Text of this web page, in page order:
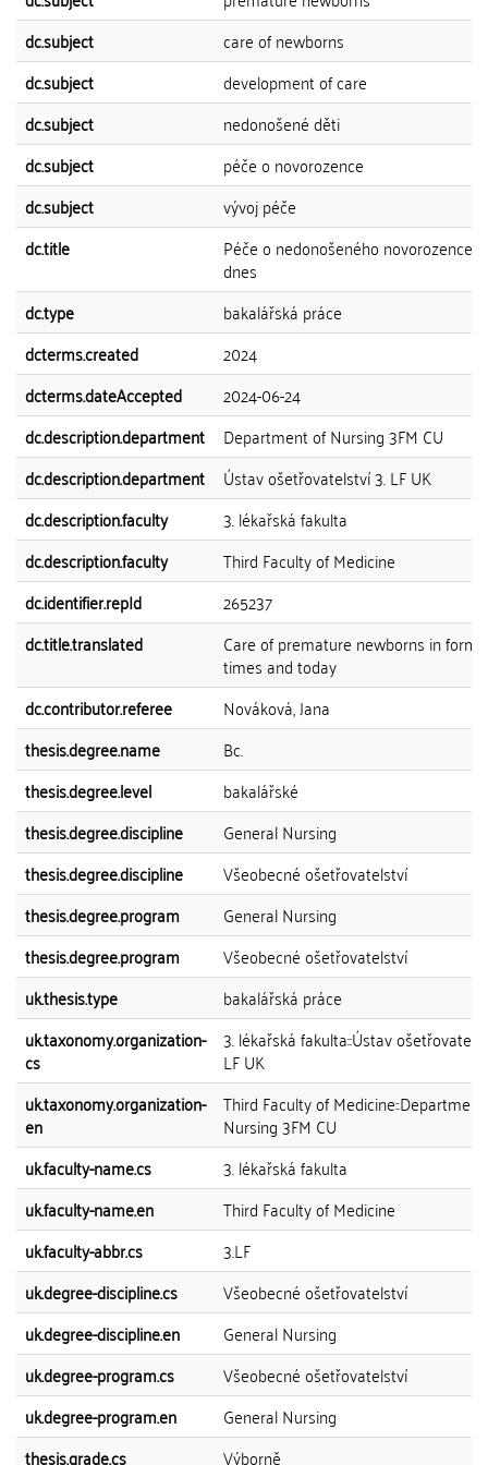
dc.subject
care of newborns
dc.subject
development of care
dc.subject
nedonošené děti
dc.subject
péče o novorozence
dc.subject
vývoj péče
dc.title
Péče o nedonošeného novorozence
dnes
dc.type
bakalářská práce
dcterms.created
2024
dcterms.dateAccepted
2024-06-24
dc.description.department
Department of Nursing 3FM CU
dc.description.department
Ústav ošetřovatelství 3. LF UK
dc.description.faculty
3. lékařská fakulta
dc.description.faculty
Third Faculty of Medicine
dc.identifier.repId
265237
dc.title.translated
Care of premature newborns in
times and today
dc.contributor.referee
Nováková, Jana
thesis.degree.name
Bc.
thesis.degree.level
bakalářské
thesis.degree.discipline
General Nursing
thesis.degree.discipline
Všeobecné ošetřovatelství
thesis.degree.program
General Nursing
thesis.degree.program
Všeobecné ošetřovatelství
uk.thesis.type
bakalářská práce
uk.taxonomy.organization-
cs
3. lékařská fakulta::Ústav
LF UK
uk.taxonomy.organization-
en
Third Faculty of
Nursing 3FM CU
uk.faculty-name.cs
3. lékařská fakulta
uk.faculty-name.en
Third Faculty of Medicine
uk.faculty-abbr.cs
3.LF
uk.degree-discipline.cs
Všeobecné ošetřovatelství
uk.degree-discipline.en
General Nursing
uk.degree-program.cs
Všeobecné ošetřovatelství
uk.degree-program.en
General Nursing
thesis.grade.cs
Výborně